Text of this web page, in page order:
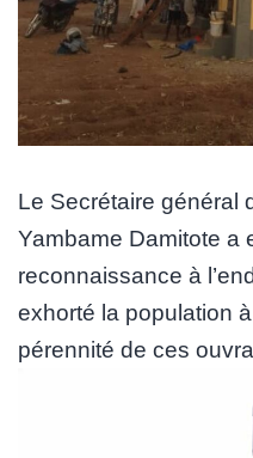
Le Secrétaire général
Yambame Damitote a
reconnaissance à
exhorté la population
pérennité de ces